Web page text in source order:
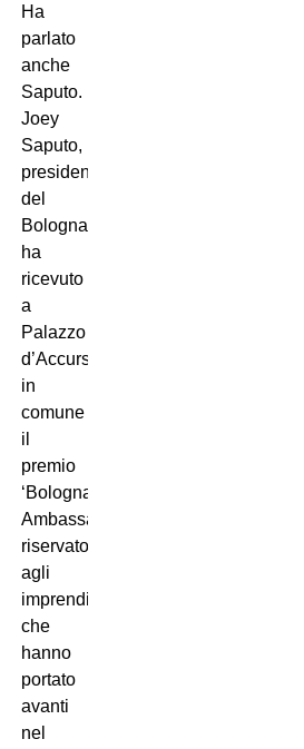
Ha
parlato
anche
Saputo.
Joey
Saputo,
presidente
del
Bologna,
ha
ricevuto
a
Palazzo
d’Accursio
in
comune
il
premio
‘Bologna
Ambassador’
riservato
agli
imprenditori
che
hanno
portato
avanti
nel